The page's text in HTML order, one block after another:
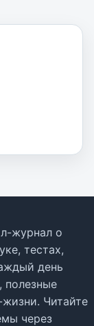
журнал о
тестах,
день
полезные
Читайте
через